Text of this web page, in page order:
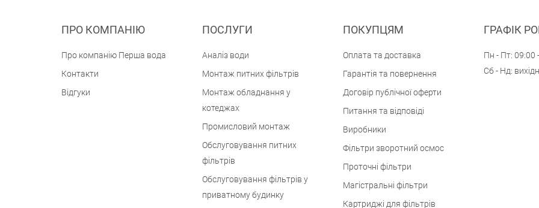
ПРО КОМПАНІЮ
Про компанію Перша вода
Контакти
Відгуки
ПОСЛУГИ
Аналіз води
Монтаж питних фільтрів
Монтаж обладнання у
котеджах
Промисловий монтаж
Обслуговування питних
фільтрів
Обслуговування фільтрів у
приватному будинку
ПОКУПЦЯМ
Оплата та доставка
Гарантія та повернення
Договір публічної оферти
Питання та відповіді
Виробники
Фільтри зворотний осмос
Проточні фільтри
Магістральні фільтри
Картриджі для фільтрів
ГРАФІК
Пн - Пт: 09:00
Сб - Нд: